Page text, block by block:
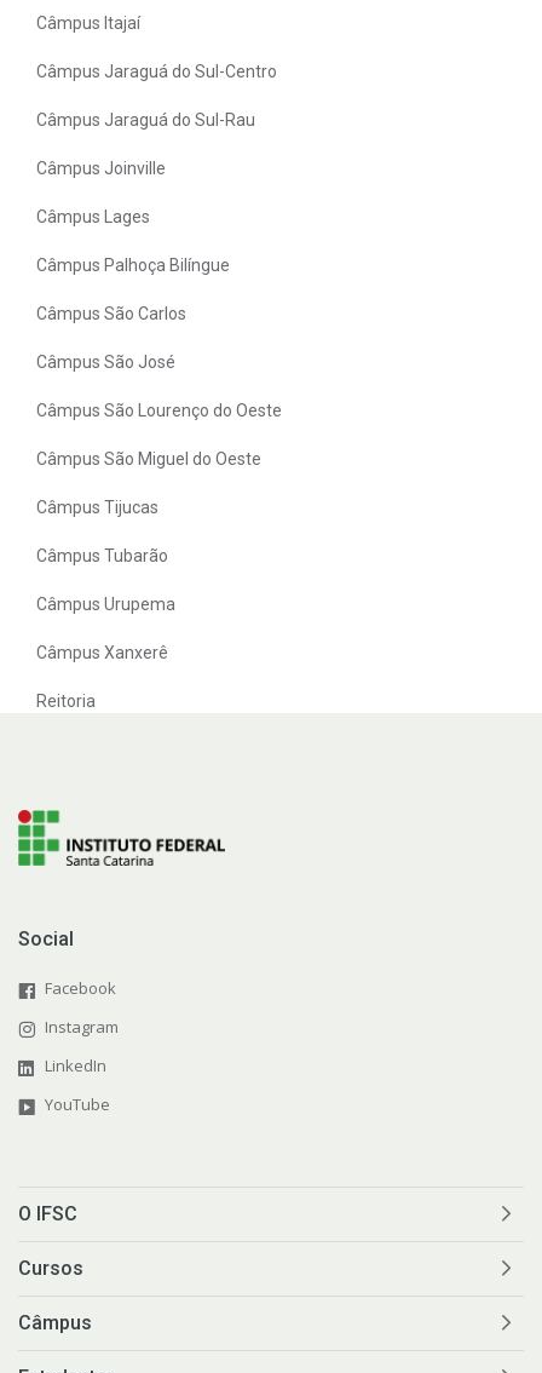
Câmpus Itajaí
Câmpus Jaraguá do Sul-Centro
Câmpus Jaraguá do Sul-Rau
Câmpus Joinville
Câmpus Lages
Câmpus Palhoça Bilíngue
Câmpus São Carlos
Câmpus São José
Câmpus São Lourenço do Oeste
Câmpus São Miguel do Oeste
Câmpus Tijucas
Câmpus Tubarão
Câmpus Urupema
Câmpus Xanxerê
Reitoria
Social
Facebook
Instagram
LinkedIn
YouTube
O IFSC
Cursos
Câmpus